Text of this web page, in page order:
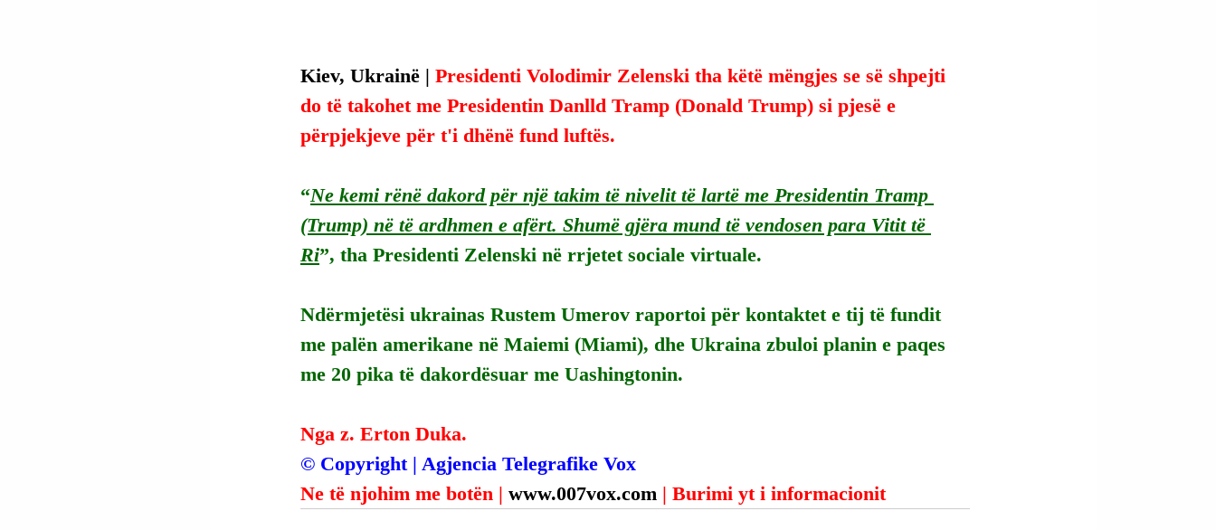
Kiev, Ukrainë | Presidenti Volodimir Zelenski tha këtë mëngjes se së shpejti
do të takohet me Presidentin Danlld Tramp (Donald Trump) si pjesë e
përpjekjeve për t'i dhënë fund luftës.
“Ne kemi rënë dakord për një takim të nivelit të lartë me Presidentin Tramp
(Trump) në të ardhmen e afërt. Shumë gjëra mund të vendosen para Vitit të
Ri”, tha Presidenti Zelenski në rrjetet sociale virtuale.
Ndërmjetësi ukrainas Rustem Umerov raportoi për kontaktet e tij të fundit
me palën amerikane në Maiemi (Miami), dhe Ukraina zbuloi planin e paqes
me 20 pika të dakordësuar me Uashingtonin.
Nga z. Erton Duka.
© Copyright | Agjencia Telegrafike Vox
Ne të njohim me botën | www.007vox.com | Burimi yt i informacionit